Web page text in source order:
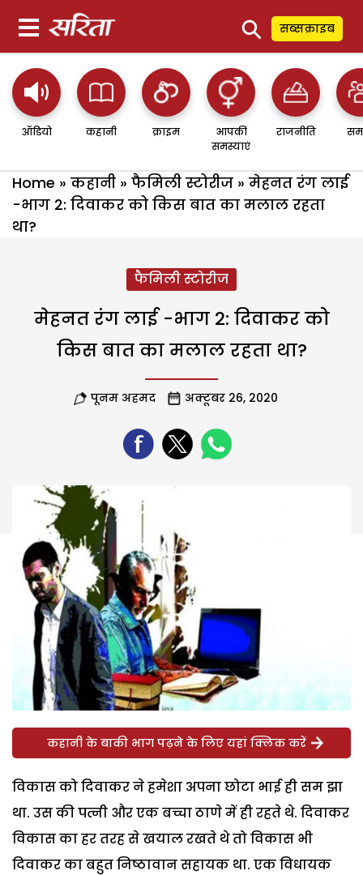
⚲ सब्सक्राइब
ऑडियो कहानी क्राइम
आपकी
समस्याएं
राजनीति
Home » कहानी » फैमिली स्टोरीज » मेहनत रंग लाई
-भाग 2: दिवाकर को किस बात का मलाल रहता
था?
फैमिली स्टोरीज
मेहनत रंग लाई -भाग 2: दिवाकर को
किस बात का मलाल रहता था?
पूनम अहमद अक्टूबर 26, 2020
कहानी के बाकी भाग पढ़ने के लिए यहां क्लिक करें
विकास को दिवाकर ने हमेशा अपना छोटा भाई ही सम झा
था. उस की पत्नी और एक बच्चा ठाणे में ही रहते थे. दिवाकर
विकास का हर तरह से खयाल रखते थे तो विकास भी
दिवाकर का बहुत निष्ठावान सहायक था. एक विधायक